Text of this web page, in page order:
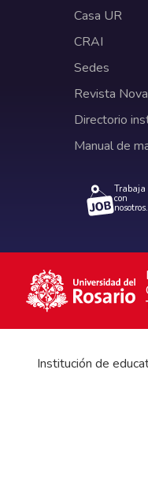
Casa UR
CRAI
Sedes
Revista
Directorio
Manual de
Trabaja
con
nosotros.
Institución de